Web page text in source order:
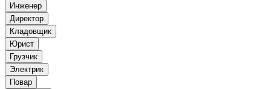
Инженер
Директор
Кладовщик
Юрист
Грузчик
Электрик
Повар